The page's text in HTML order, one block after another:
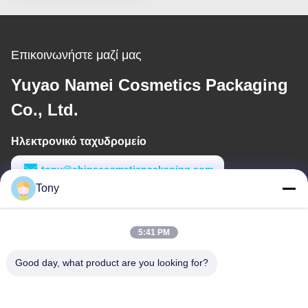
συσκευασία λαμπτήρα
Επικοινωνήστε μαζί μας
Yuyao Namei Cosmetics Packaging
Co., Ltd.
Ηλεκτρονικό ταχυδρομείο
tony@chinacosmeticpackaging.com
Εργασιακό χρόνο
Tony
5:41 PM
Good day, what product are you looking for?